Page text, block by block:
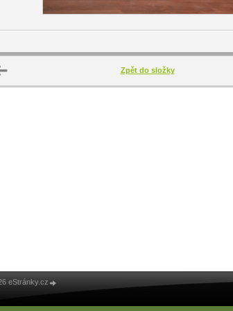
Zpět do složky
eStránky.cz